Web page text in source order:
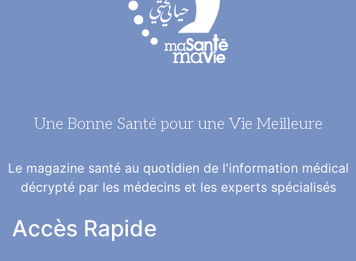
Une Bonne Santé pour une Vie Meilleure
Le magazine santé au quotidien de l'information médical
décrypté par les médecins et les experts spécialisés
Accès Rapide